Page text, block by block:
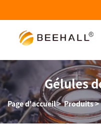
Gélules
Page d'accueil>Produits